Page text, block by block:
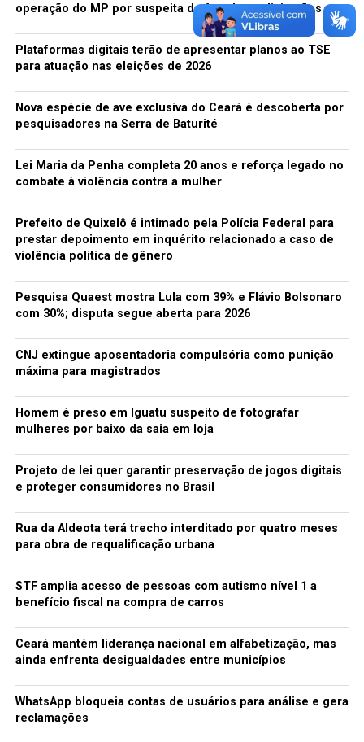
Autor: Plínio Marcos
Direção: Edson Cândido
Assessoria de Imprensa: Santa Pauta
Gerenciamento de Mídia Social – Lorena Louise –
Produção Executiva- Drica Marques
Iluminação: Felipe Rodrigues
Identidade Visual: Caio Pinheiro
Fotografia e captação de imagens: Régis Amora
Núcleo de ações formativas:
Psicóloga – Nadja Pereira
Assistente Social – Cíntia Daisy
Elenco
Nina: Larissa Montenegro
Zé: Nairton Santos
QUANDO AS MÁQUINAS PARAM – de Plínio Marcos
Espetáculo teatral com o Grupo Imagens de Teatro
Fortaleza – CE
Mondubim
01/06 (segunda-feira) – 15h
Rua Padre Nelson Farias, 50-A – Cozinha da Miquila
Jangurussu
08/06 (segunda-feira) – 16h
Avenida Governador Leonel Brizola, 290 – Associação
dos Moradores do Conjunto São Cristóvão
Pici
15/06 (segunda-feira) – 16h
Rua Entrada da Lua, 293 – Cozinha da Célia
José Walter
22/06 (segunda-feira) – 15h
Rua Pau Brasil, 100, Cidade Jardim 1 – Associação Santa
Luzia
+ informações
TÓPICOS RELACIONADOS:
MÁQUINAS
operação do MP por suspeita de fraude em licitações
Plataformas digitais terão de apresentar planos ao TSE
para atuação nas eleições de 2026
Nova espécie de ave exclusiva do Ceará é descoberta por
pesquisadores na Serra de Baturité
Lei Maria da Penha completa 20 anos e reforça legado no
combate à violência contra a mulher
Prefeito de Quixelô é intimado pela Polícia Federal para
prestar depoimento em inquérito relacionado a caso de
violência política de gênero
Pesquisa Quaest mostra Lula com 39% e Flávio Bolsonaro
com 30%; disputa segue aberta para 2026
CNJ extingue aposentadoria compulsória como punição
máxima para magistrados
Homem é preso em Iguatu suspeito de fotografar
mulheres por baixo da saia em loja
Projeto de lei quer garantir preservação de jogos digitais
e proteger consumidores no Brasil
Rua da Aldeota terá trecho interditado por quatro meses
para obra de requalificação urbana
STF amplia acesso de pessoas com autismo nível 1 a
benefício fiscal na compra de carros
Ceará mantém liderança nacional em alfabetização, mas
ainda enfrenta desigualdades entre municípios
WhatsApp bloqueia contas de usuários para análise e gera
reclamações